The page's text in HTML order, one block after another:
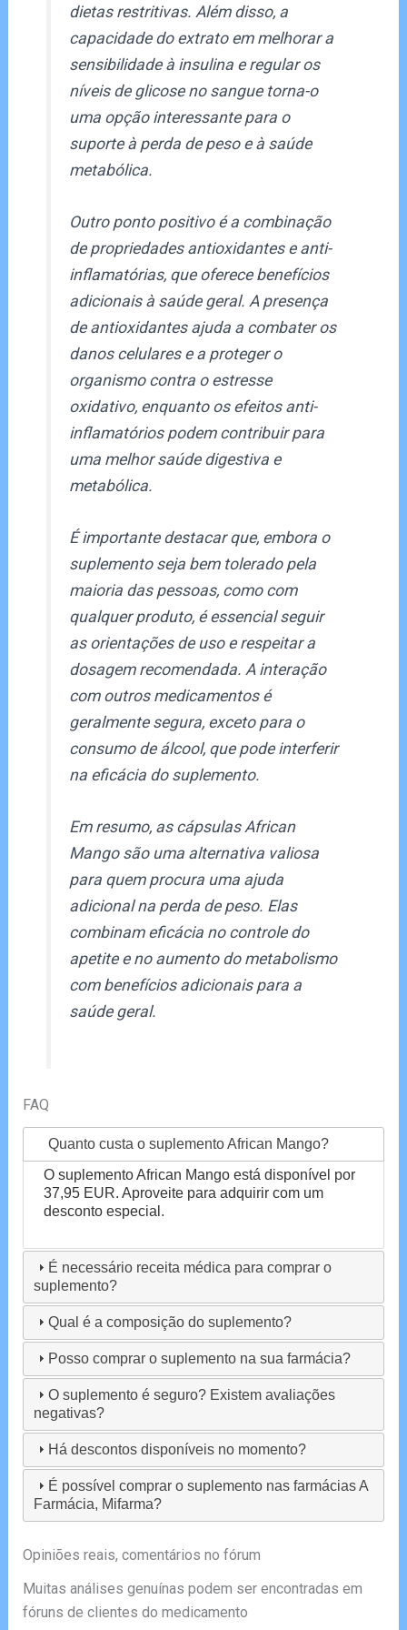
dietas restritivas. Além disso, a
capacidade do extrato em melhorar a
sensibilidade à insulina e regular os
níveis de glicose no sangue torna-o
uma opção interessante para o
suporte à perda de peso e à saúde
metabólica.
Outro ponto positivo é a combinação
de propriedades antioxidantes e anti-
inflamatórias, que oferece benefícios
adicionais à saúde geral. A presença
de antioxidantes ajuda a combater os
danos celulares e a proteger o
organismo contra o estresse
oxidativo, enquanto os efeitos anti-
inflamatórios podem contribuir para
uma melhor saúde digestiva e
metabólica.
É importante destacar que, embora o
suplemento seja bem tolerado pela
maioria das pessoas, como com
qualquer produto, é essencial seguir
as orientações de uso e respeitar a
dosagem recomendada. A interação
com outros medicamentos é
geralmente segura, exceto para o
consumo de álcool, que pode interferir
na eficácia do suplemento.
Em resumo, as cápsulas African
Mango são uma alternativa valiosa
para quem procura uma ajuda
adicional na perda de peso. Elas
combinam eficácia no controle do
apetite e no aumento do metabolismo
com benefícios adicionais para a
saúde geral.
FAQ
Quanto custa o suplemento African Mango?
O suplemento African Mango está disponível por
37,95 EUR. Aproveite para adquirir com um
desconto especial.
É necessário receita médica para comprar o
suplemento?
Qual é a composição do suplemento?
Posso comprar o suplemento na sua farmácia?
O suplemento é seguro? Existem avaliações
negativas?
Há descontos disponíveis no momento?
É possível comprar o suplemento nas farmácias A
Farmácia, Mifarma?
Opiniões reais, comentários no fórum
Muitas análises genuínas podem ser encontradas em
fóruns de clientes do medicamento